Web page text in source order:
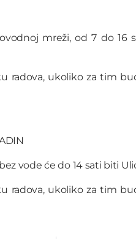
mreži, od 7 do 16
radova, ukoliko za tim
vode će do 14 sati biti
radova, ukoliko za tim